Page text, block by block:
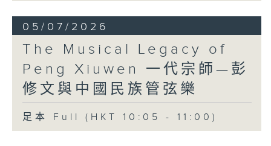
05/07/2026
The Musical Legacy of
Peng Xiuwen 一代宗師—彭
修文與中國民族管弦樂
足本 Full (HKT 10:05 - 11:00)